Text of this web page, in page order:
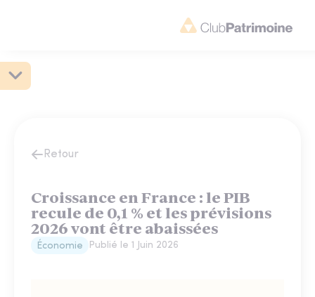
Retour
Croissance en France : le PIB
recule de 0,1 % et les prévisions
2026 vont être abaissées
Économie Publié le 1 Juin 2026